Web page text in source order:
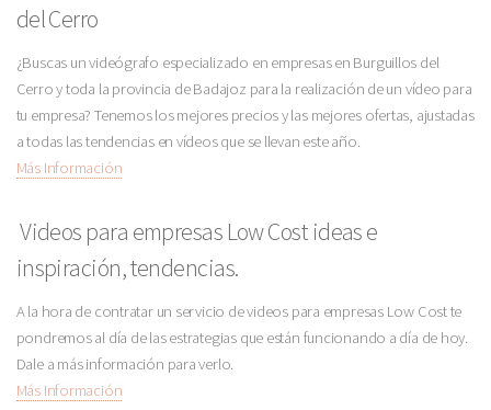
del Cerro
¿Buscas un videógrafo especializado en empresas en Burguillos del
Cerro y toda la provincia de Badajoz para la realización de un vídeo para
tu empresa? Tenemos los mejores precios y las mejores ofertas, ajustadas
a todas las tendencias en vídeos que se llevan este año.
Más Información
Videos para empresas Low Cost ideas e
inspiración, tendencias.
A la hora de contratar un servicio de videos para empresas Low Cost te
pondremos al día de las estrategias que están funcionando a día de hoy.
Dale a más información para verlo.
Más Información